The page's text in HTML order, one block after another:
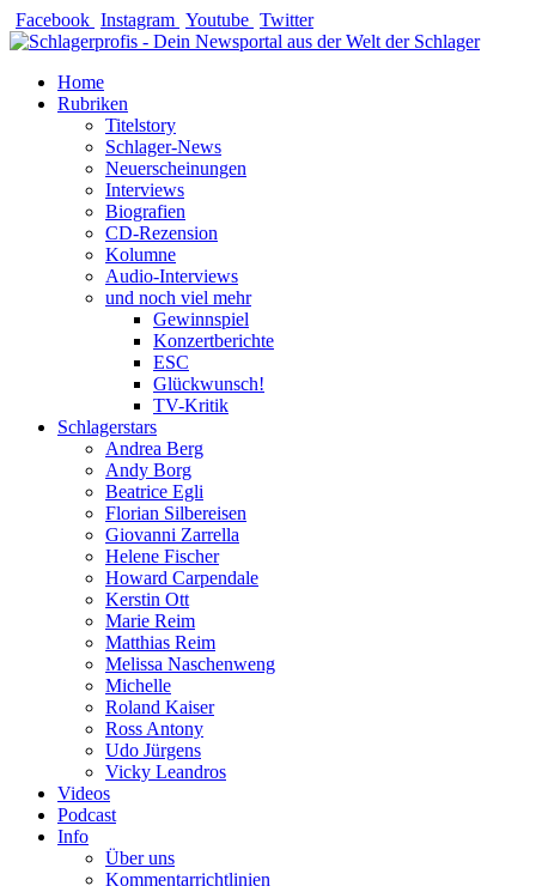
Zum
Inhalt
Facebook Instagram Youtube Twitter
Home
Rubriken
Titelstory
Schlager-News
Neuerscheinungen
Interviews
Biografien
CD-Rezension
Kolumne
Audio-Interviews
und noch viel mehr
Gewinnspiel
Konzertberichte
ESC
Glückwunsch!
TV-Kritik
Schlagerstars
Andrea Berg
Andy Borg
Beatrice Egli
Florian Silbereisen
Giovanni Zarrella
Helene Fischer
Howard Carpendale
Kerstin Ott
Marie Reim
Matthias Reim
Melissa Naschenweng
Michelle
Roland Kaiser
Ross Antony
Udo Jürgens
Vicky Leandros
Videos
Podcast
Info
Über uns
Kommentarrichtlinien